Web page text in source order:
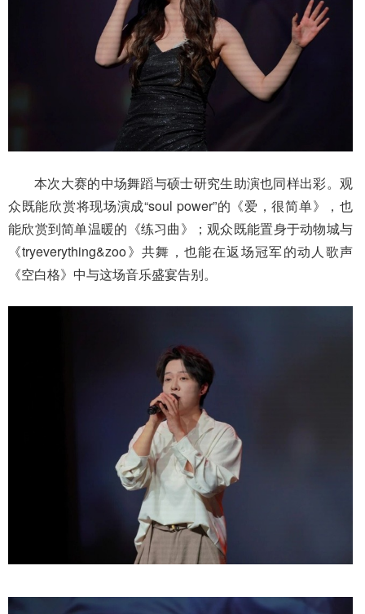
本次大赛的中场舞蹈与硕士研究生助演也同样出彩。观
众既能欣赏将现场演成“soul power”的《爱，很简单》，也
能欣赏到简单温暖的《练习曲》；观众既能置身于动物城与
《tryeverything&zoo》共舞，也能在返场冠军的动人歌声
《空白格》中与这场音乐盛宴告别。